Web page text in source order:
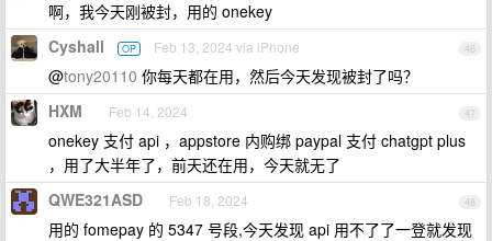
啊，我今天刚被封，用的 onekey
46
Cyshall OP Feb 13, 2024 via iPhone
@tony20110 你每天都在用，然后今天发现被封了吗？
47
HXM Feb 14, 2024
onekey 支付 api ，appstore 内购绑 paypal 支付 chatgpt plus
，用了大半年了，前天还在用，今天就无了
48
QWE321ASD Feb 18, 2024
用的 fomepay 的 5347 号段,今天发现 api 用不了了一登就发现